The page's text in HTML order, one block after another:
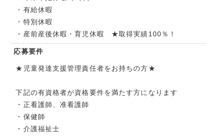
・有給休暇
・特別休暇
・産前産後休暇・育児休暇 ★取得実績100％！
応募要件
★児童発達支援管理責任者をお持ちの方★
下記の有資格者が資格要件を満たす方になります
・正看護師、准看護師
・保健師
・介護福祉士